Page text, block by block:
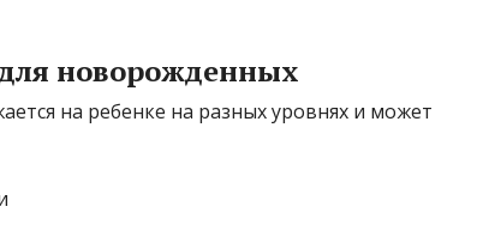
новорожденных
на ребенке на разных уровнях и может